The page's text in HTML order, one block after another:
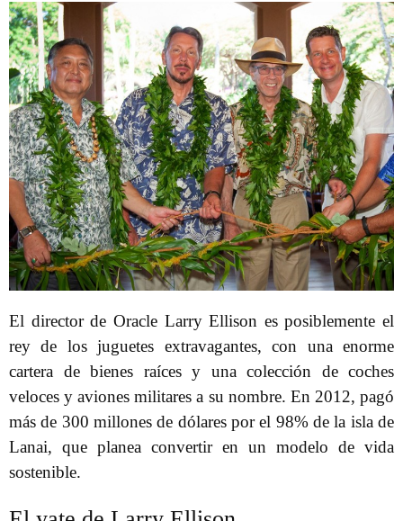
El director de Oracle Larry Ellison es posiblemente el
rey de los juguetes extravagantes, con una enorme
cartera de bienes raíces y una colección de coches
veloces y aviones militares a su nombre. En 2012, pagó
más de 300 millones de dólares por el 98% de la isla de
Lanai, que planea convertir en un modelo de vida
sostenible.